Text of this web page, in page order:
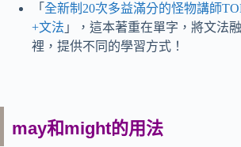
「 全新制20次多益滿分的怪物講師
+文法 」，這本著重在單字，將文法
裡，提供不同的學習方式！
may和might的用法